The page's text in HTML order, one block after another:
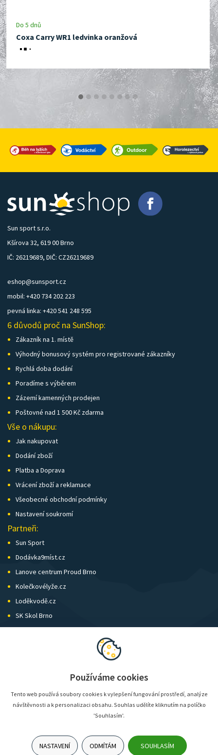
Do 5 dnů
Coxa Carry WR1 ledvinka oranžová
Sun sport s.r.o.
Kšírova 32, 619 00 Brno
IČ: 26219689, DIČ: CZ26219689
eshop@sunsport.cz
mobil: +420 734 202 223
pevná linka: +420 541 248 595
6 důvodů proč na SunShop:
Zákazník na 1. místě
Výhodný bonusový systém pro registrované zákazníky
Rychlá doba dodání
Poradíme s výběrem
Zázemí kamenných prodejen
Poštovné nad 1 500 Kč zdarma
Vše o nákupu:
Jak nakupovat
Dodání zboží
Platba a Doprava
Vrácení zboží a reklamace
Všeobecné obchodní podmínky
Nastavení soukromí
Partneři:
Sun Sport
Dodávka9míst.cz
Lanove centrum Proud Brno
Kolečkovélyže.cz
Loděkvodě.cz
SK Skol Brno
Biatlon Brno
Používáme cookies
Tento web používá soubory cookies k vylepšení fungování prostředí, analýze
návštěvnosti a k personalizaci obsahu. Souhlas udělíte kliknutím na políčko
'Souhlasím'.
NASTAVENÍ ODMÍTÁM SOUHLASÍM